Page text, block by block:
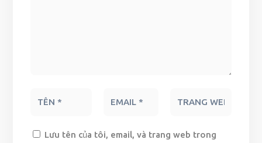
Lưu tên của tôi, email, và trang web trong